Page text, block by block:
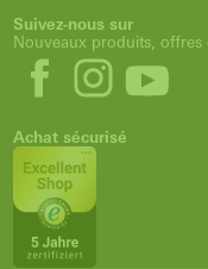
Suivez-nous sur
Nouveaux produits, offres
Achat sécurisé